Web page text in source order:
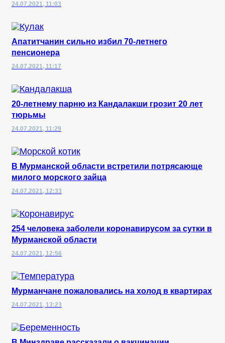
24.07.2021, 11:03
Апатитчанин сильно избил 70-летнего
пенсионера
24.07.2021, 11:17
20-летнему парню из Кандалакши грозит 20 лет
тюрьмы
24.07.2021, 11:29
В Мурманской области встретили потрясающе
милого морского зайца
24.07.2021, 12:33
254 человека заболели коронавирусом за сутки в
Мурманской области
24.07.2021, 12:56
Мурманчане пожаловались на холод в квартирах
24.07.2021, 13:23